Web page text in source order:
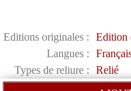
Editions originales :
Edition
Langues :
Types de reliure :
Relié